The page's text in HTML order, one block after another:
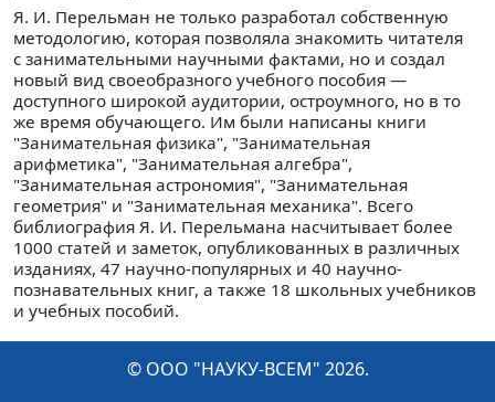
Я. И. Перельман не только разработал собственную
методологию, которая позволяла знакомить читателя
с занимательными научными фактами, но и создал
новый вид своеобразного учебного пособия —
доступного широкой аудитории, остроумного, но в то
же время обучающего. Им были написаны книги
"Занимательная физика", "Занимательная
арифметика", "Занимательная алгебра",
"Занимательная астрономия", "Занимательная
геометрия" и "Занимательная механика". Всего
библиография Я. И. Перельмана насчитывает более
1000 статей и заметок, опубликованных в различных
изданиях, 47 научно-популярных и 40 научно-
познавательных книг, а также 18 школьных учебников
и учебных пособий.
© ООО "НАУКУ-ВСЕМ" 2026.